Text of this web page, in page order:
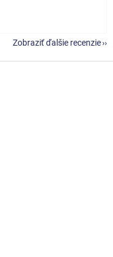
5 hviezdičiek.
Zobraziť ďalšie recenzie